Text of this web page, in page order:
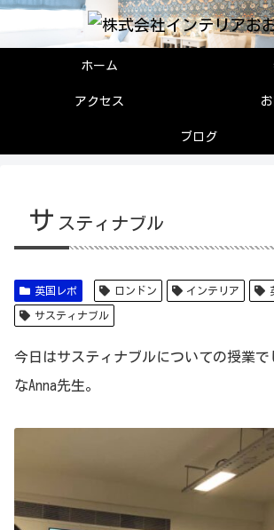
ホーム
アクセス
ブログ
サ スティナブル
英国レポ ロンドン インテリア
サスティナブル
今日はサスティナブルについての授業
なAnna先生。